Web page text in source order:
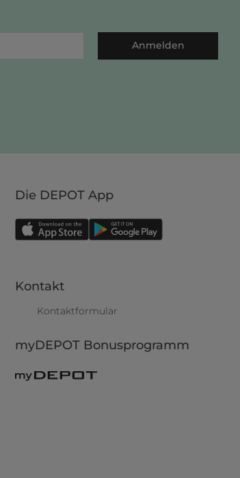
Anmelden
Die DEPOT App
Kontakt
Kontaktformular
myDEPOT Bonusprogramm